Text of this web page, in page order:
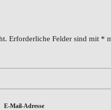
Erforderliche Felder sind mit *
E-Mail-Adresse